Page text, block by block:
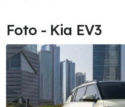
Foto - Kia EV3